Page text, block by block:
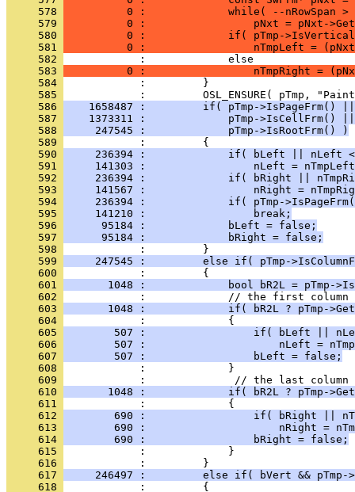
     578
0 :             while( --nRowSpan >
     579
0 :                 pNxt = pNxt-
     580
0 :             if( pTmp-
     581
0 :                 nTmpLeft =
     582
     583
0 :                 nTmpRight =
     584
     585
     586
1658487 :         if( pTmp->IsPageFrm()
     587
1373311 :             pTmp->IsCellFrm()
     588
     247545 :             pTmp->IsRootFrm() )
     589
     590
236394 :             if( bLeft || nLeft
     591
141303 :                 nLeft =
     592
236394 :             if( bRight ||
     593
141567 :                 nRight =
     594
236394 :             if( pTmp-
     595
     141210 :                 break;
     596
      95184 :             bLeft = false;
     597
      95184 :             bRight = false;
     598
     599
247545 :         else if( pTmp-
     600
     601
1048 :             bool bR2L = pTmp-
     602
     603
1048 :             if( bR2L ? pTmp-
     604
     605
507 :                 if( bLeft ||
     606
507 :                     nLeft =
     607
        507 :                 bLeft = false;
     608
     609
     610
1048 :             if( bR2L ? pTmp-
     611
     612
690 :                 if( bRight ||
     613
690 :                     nRight =
     614
        690 :                 bRight = false;
     615
     616
     617
246497 :         else if( bVert && pTmp-
     618